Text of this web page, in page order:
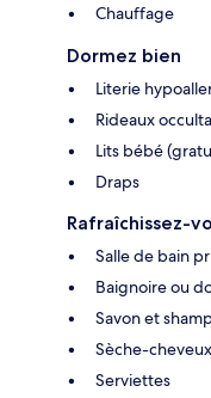
Chauffage
Dormez bien
Literie
Rideaux
Lits bébé
Draps
Rafraîchissez-
Salle de bain
Baignoire ou
Savon et
Sèche-cheveux
Serviettes